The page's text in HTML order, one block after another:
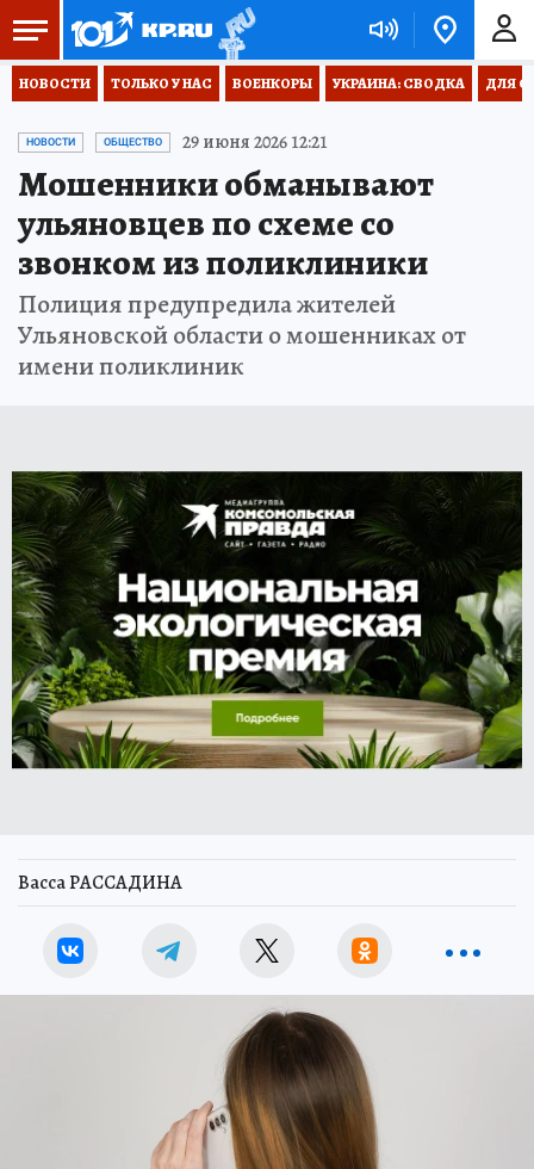
НОВОСТИ ТОЛЬКО У НАС ВОЕНКОРЫ УКРАИНА: СВОДКА ДЛЯ
НОВОСТИ ОБЩЕСТВО 29 июня 2026 12:21
Мошенники обманывают
ульяновцев по схеме со
звонком из поликлиники
Полиция предупредила жителей
Ульяновской области о мошенниках от
имени поликлиник
Васса РАССАДИНА